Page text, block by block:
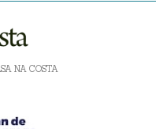
NA COSTA